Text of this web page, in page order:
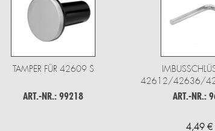
TAMPER FÜR 42609 S
ART.-NR.: 99218
42612/42636/
ART.-NR.:
4,49